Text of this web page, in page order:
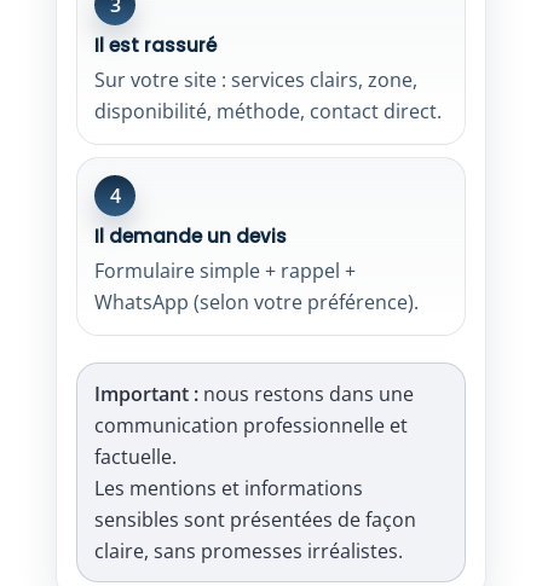
Il est rassuré
Sur votre site : services clairs, zone,
disponibilité, méthode, contact direct.
4
Il demande un devis
Formulaire simple + rappel +
WhatsApp (selon votre préférence).
Important : nous restons dans une
communication professionnelle et
factuelle.
Les mentions et informations
sensibles sont présentées de façon
claire, sans promesses irréalistes.